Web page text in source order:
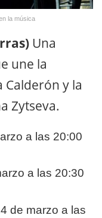
la música
Una
une la
y la
Zytseva.
a las 20:00
a las 20:30
de marzo a las